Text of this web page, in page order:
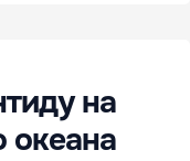
на
океана